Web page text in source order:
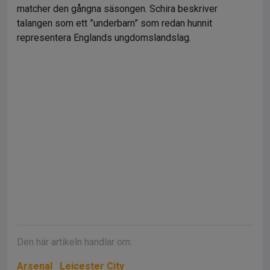
matcher den gångna säsongen. Schira beskriver
talangen som ett ”underbarn” som redan hunnit
representera Englands ungdomslandslag.
Den här artikeln handlar om:
Arsenal Leicester City